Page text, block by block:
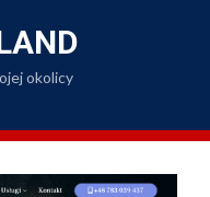
okolicy